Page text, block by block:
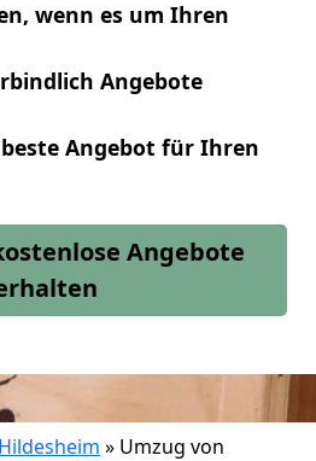
wenn es um Ihren
Angebote
beste Angebot für Ihren
Angebote
» Umzug von